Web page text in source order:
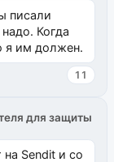
писали
Когда
я им должен.
11
для защиты
Sendit и со